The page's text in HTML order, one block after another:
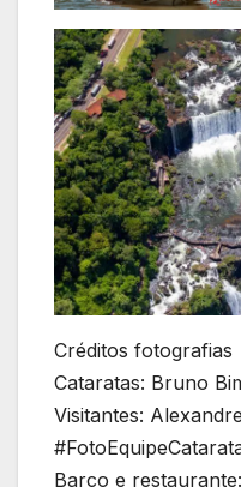
Créditos fotografias
Cataratas: Bruno
Visitantes:
Barco e